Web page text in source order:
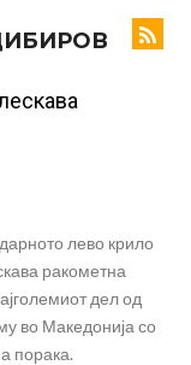
на Серија А?
Реал Мадрид: Ова се
се засили од
во ноќен клуб – ќе
ќе стане новиот
лево крило
ракометна
дел од
во Македонија со
порака.